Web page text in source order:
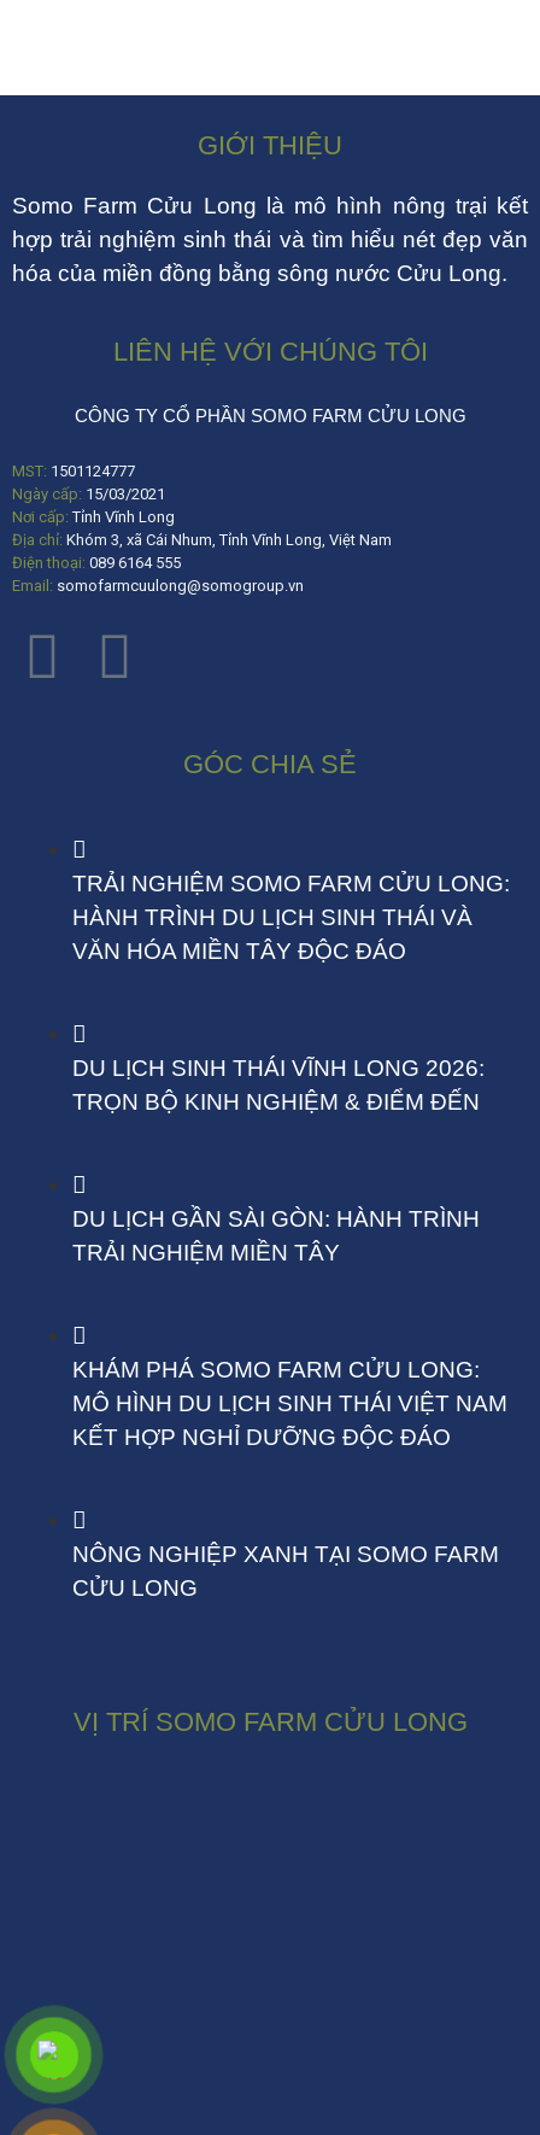
GIỚI THIỆU
Somo Farm Cửu Long là mô hình nông trại kết
hợp trải nghiệm sinh thái và tìm hiểu nét đẹp văn
hóa của miền đồng bằng sông nước Cửu Long.
LIÊN HỆ VỚI CHÚNG TÔI
CÔNG TY CỔ PHẦN SOMO FARM CỬU LONG
MST: 1501124777
Ngày cấp: 15/03/2021
Nơi cấp:Tỉnh Vĩnh Long
Địa chỉ: Khóm 3, xã Cái Nhum, Tỉnh Vĩnh Long, Việt Nam
Điện thoại: 089 6164 555
Email: somofarmcuulong@somogroup.vn
GÓC CHIA SẺ
TRẢI NGHIỆM SOMO FARM CỬU LONG:
HÀNH TRÌNH DU LỊCH SINH THÁI VÀ
VĂN HÓA MIỀN TÂY ĐỘC ĐÁO
DU LỊCH SINH THÁI VĨNH LONG 2026:
TRỌN BỘ KINH NGHIỆM & ĐIỂM ĐẾN
DU LỊCH GẦN SÀI GÒN: HÀNH TRÌNH
TRẢI NGHIỆM MIỀN TÂY
KHÁM PHÁ SOMO FARM CỬU LONG:
MÔ HÌNH DU LỊCH SINH THÁI VIỆT NAM
KẾT HỢP NGHỈ DƯỠNG ĐỘC ĐÁO
NÔNG NGHIỆP XANH TẠI SOMO FARM
CỬU LONG
VỊ TRÍ SOMO FARM CỬU LONG